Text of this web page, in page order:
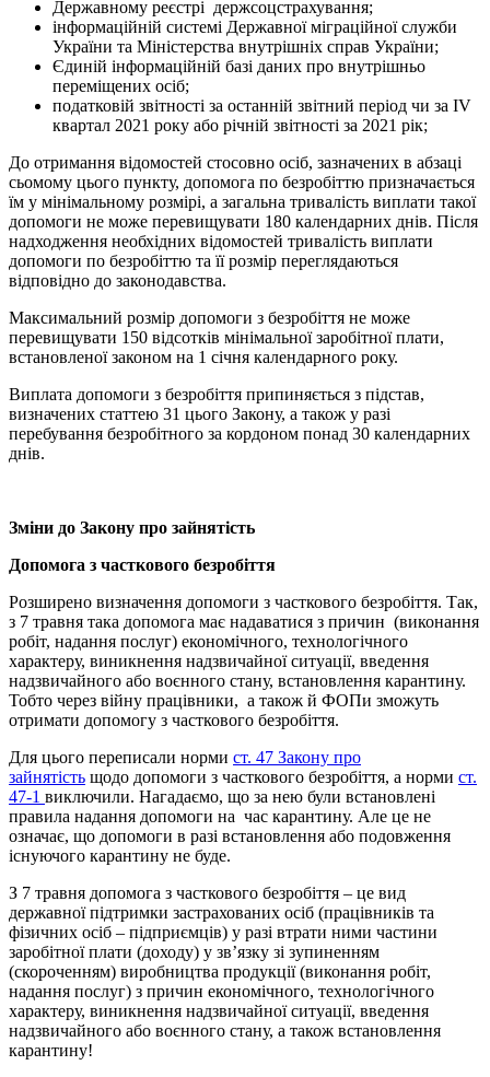
Державному реєстрі держсоцстрахування;
інформаційній системі Державної міграційної служби
України та Міністерства внутрішніх справ України;
Єдиній інформаційній базі даних про внутрішньо
переміщених осіб;
податковій звітності за останній звітний період чи за IV
квартал 2021 року або річній звітності за 2021 рік;
До отримання відомостей стосовно осіб, зазначених в абзаці
сьомому цього пункту, допомога по безробіттю призначається
їм у мінімальному розмірі, а загальна тривалість виплати такої
допомоги не може перевищувати 180 календарних днів. Після
надходження необхідних відомостей тривалість виплати
допомоги по безробіттю та її розмір переглядаються
відповідно до законодавства.
Максимальний розмір допомоги з безробіття не може
перевищувати 150 відсотків мінімальної заробітної плати,
встановленої законом на 1 січня календарного року.
Виплата допомоги з безробіття припиняється з підстав,
визначених статтею 31 цього Закону, а також у разі
перебування безробітного за кордоном понад 30 календарних
днів.
Зміни до Закону про зайнятість
Допомога з часткового безробіття
Розширено визначення допомоги з часткового безробіття. Так,
з 7 травня така допомога має надаватися з причин (виконання
робіт, надання послуг) економічного, технологічного
характеру, виникнення надзвичайної ситуації, введення
надзвичайного або воєнного стану, встановлення карантину.
Тобто через війну працівники, а також й ФОПи зможуть
отримати допомогу з часткового безробіття.
Для цього переписали норми ст. 47 Закону про
зайнятість щодо допомоги з часткового безробіття, а норми ст.
47-1 виключили. Нагадаємо, що за нею були встановлені
правила надання допомоги на час карантину. Але це не
означає, що допомоги в разі встановлення або подовження
існуючого карантину не буде.
З 7 травня допомога з часткового безробіття – це вид
державної підтримки застрахованих осіб (працівників та
фізичних осіб – підприємців) у разі втрати ними частини
заробітної плати (доходу) у зв’язку зі зупиненням
(скороченням) виробництва продукції (виконання робіт,
надання послуг) з причин економічного, технологічного
характеру, виникнення надзвичайної ситуації, введення
надзвичайного або воєнного стану, а також встановлення
карантину!